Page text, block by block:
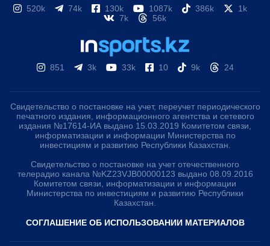
520k 74k 130k 1087k 386k
1k
7k
56k
851 3k 33k 10 9k 24
Свидетельство о постановке на учет, переучет периодического
печатного издания, информационного агентства и сетевого
издания №17614-ИА выдано 15.03.2019 Комитетом связи,
информатизации и информации Министерства по
инвестициям и развитию Республики Казахстан.
Свидетельство о постановке на учет отечественного
телерадио канала №KZ23VJB00000123 выдано 08.09.2016
Комитетом связи, информатизации и информации
Министерства по инвестициям и развитию Республики
Казахстан.
СОГЛАШЕНИЕ ОБ ИСПОЛЬЗОВАНИИ МАТЕРИАЛОВ